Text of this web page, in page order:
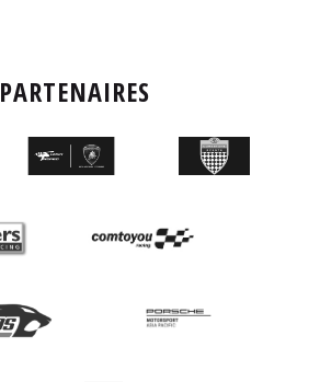
PARTENAIRES